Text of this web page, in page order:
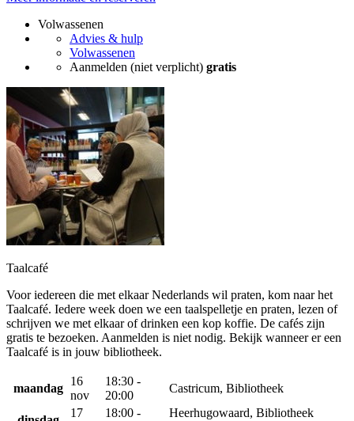
Volwassenen
Advies & hulp
Volwassenen
Aanmelden (niet verplicht) gratis
Taalcafé
Voor iedereen die met elkaar Nederlands wil praten, kom naar het
Taalcafé. Iedere week doen we een taalspelletje en praten, lezen of
schrijven we met elkaar of drinken een kop koffie. De cafés zijn
gratis te bezoeken. Aanmelden is niet nodig. Bekijk wanneer er een
Taalcafé is in jouw bibliotheek.
maandag
16
nov
18:30 -
20:00
Castricum, Bibliotheek
17
18:00 -
Heerhugowaard, Bibliotheek